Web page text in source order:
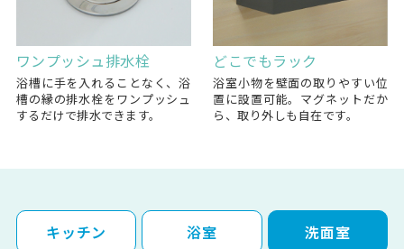
ワンプッシュ排水栓
浴槽に手を入れることなく、浴
槽の縁の排水栓をワンプッシュ
するだけで排水できます。
どこでもラック
浴室小物を壁面の取りやすい位
置に設置可能。マグネットだか
ら、取り外しも自在です。
キッチン 浴室 洗面室